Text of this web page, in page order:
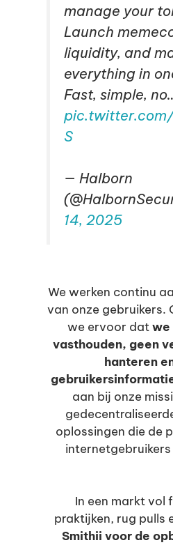
manage your
Launch
liquidity, and
everything in
Fast, simple,
S
— Halborn
14, 2025
We werken continu
van onze gebruikers.
we ervoor datwe
vasthouden, geen
hanteren
aan bij onze
oplossingen die de
In een markt vol
praktijken, rug pulls
Smithii voor de